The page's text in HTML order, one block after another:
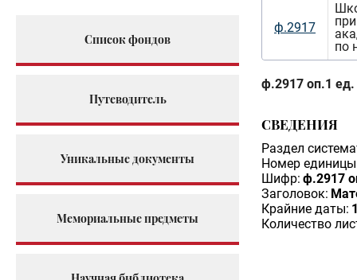
Список фондов
Путеводитель
Уникальные документы
Мемориальные предметы
ф.2917
по
ф.2917 оп.1 ед.
СВЕДЕНИЯ
Раздел
Номер единицы
Шифр: ф.2917
Заголовок:
Крайние даты:
Количество